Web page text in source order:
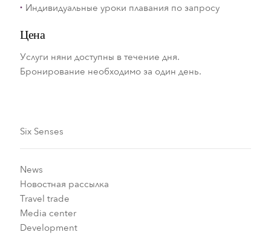
Индивидуальные уроки плавания по запросу
Цена
Услуги няни доступны в течение дня.
Бронирование необходимо за один день.
Six Senses
News
Новостная рассылка
Travel trade
Media center
Development